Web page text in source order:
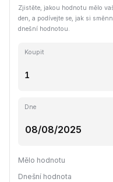
Zjistěte, jakou hodnotu mělo
den, a podívejte se, jak si
dnešní hodnotou.
Koupit
Dne
Mělo hodnotu
Dnešní hodnota